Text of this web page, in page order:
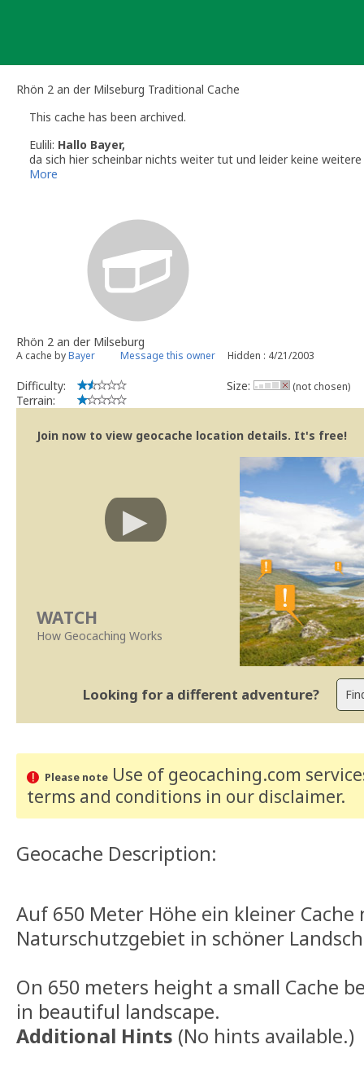
Rhön 2 an der Milseburg Traditional Cache
This cache has been archived.
Eulili: Hallo Bayer,
da sich hier scheinbar nichts weiter tut und leider keine
Weitere Informationen findest Du unter den
Volunteer Geocaching.com Reviewer
More
Rhön 2 an der Milseburg
A cache byBayer Message this owner Hidden : 4/21/2003
Difficulty:
Terrain:
Size: (not chosen)
Join now to view geocache location details. It's free!
WATCH
How Geocaching Works
Looking for a different adventure?
Please noteUse of geocaching.com
terms and conditions in our disclaimer.
Geocache Description:
Auf 650 Meter Höhe ein kleiner Cache
Naturschutzgebiet in schöner
On 650 meters height a small Cache
in beautiful landscape.
Additional Hints (No hints available.)